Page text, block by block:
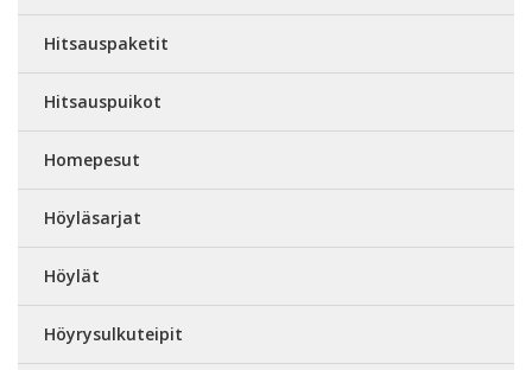
Hitsauspaketit
Hitsauspuikot
Homepesut
Höyläsarjat
Höylät
Höyrysulkuteipit